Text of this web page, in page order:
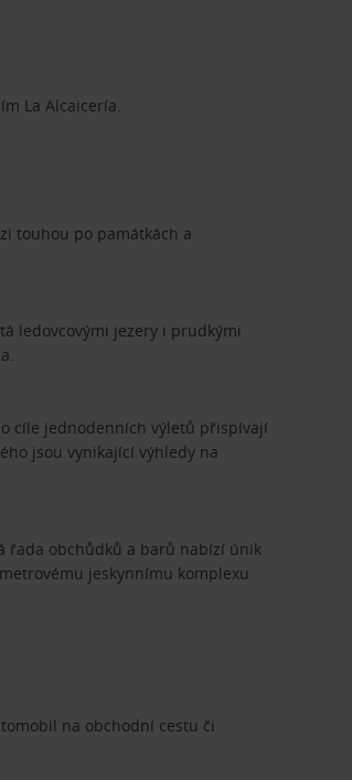
La Alcaicería.
touhou po památkách a
ledovcovými jezery i prudkými
cíle jednodenních výletů přispívají
jsou vynikající výhledy na
řada obchůdků a barů nabízí únik
jeskynnímu komplexu
na obchodní cestu či